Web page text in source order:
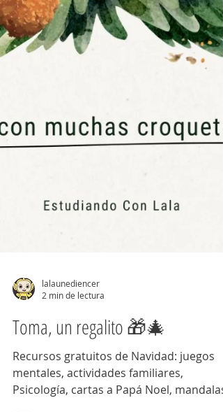
2 min de lectura
Toma, un regalito 🎁🎄